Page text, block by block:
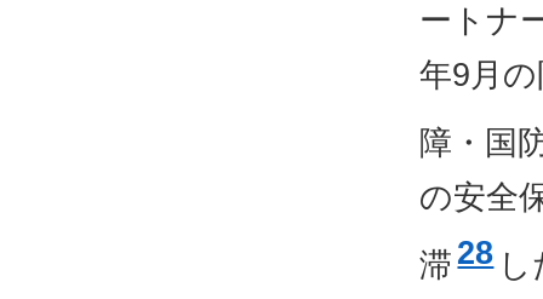
ートナ
年9月
障・国
の安全
滞 28